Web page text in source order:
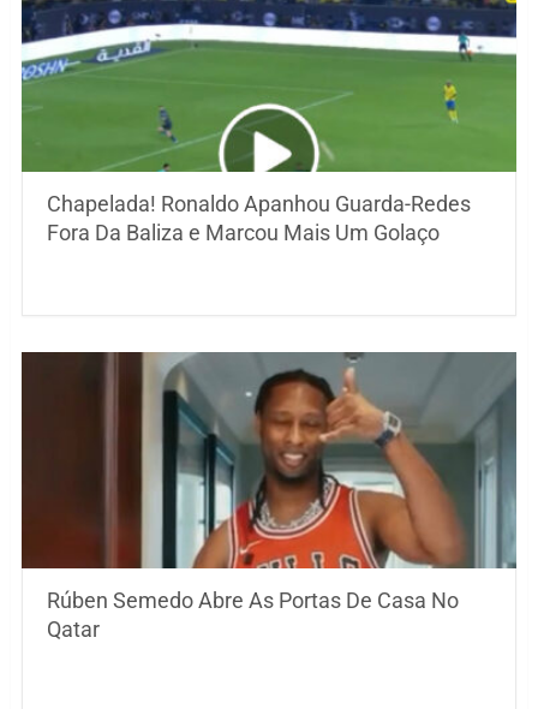
Chapelada! Ronaldo Apanhou Guarda-Redes
Fora Da Baliza e Marcou Mais Um Golaço
Rúben Semedo Abre As Portas De Casa No
Qatar